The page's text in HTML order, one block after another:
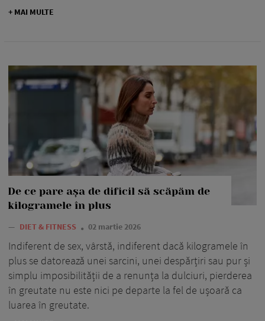
+ MAI MULTE
De ce pare așa de dificil să scăpăm de
kilogramele în plus
— DIET & FITNESS 02 martie 2026
Indiferent de sex, vârstă, indiferent dacă kilogramele în
plus se datorează unei sarcini, unei despărțiri sau pur și
simplu imposibilității de a renunța la dulciuri, pierderea
în greutate nu este nici pe departe la fel de ușoară ca
luarea în greutate.